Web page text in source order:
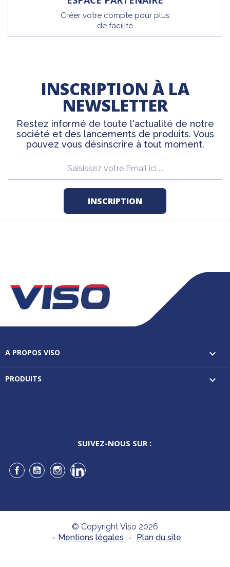
Créer votre compte pour plus
de facilité
INSCRIPTION À LA
NEWSLETTER
Restez informé de toute l'actualité de notre
société et des lancements de produits. Vous
pouvez vous désinscrire à tout moment.
A PROPOS VISO 
PRODUITS 
SUIVEZ-NOUS SUR :
Facebook
YouTubeInstagramLinkedIn
© Copyright Viso 2026
- Mentions légales - Plan du site